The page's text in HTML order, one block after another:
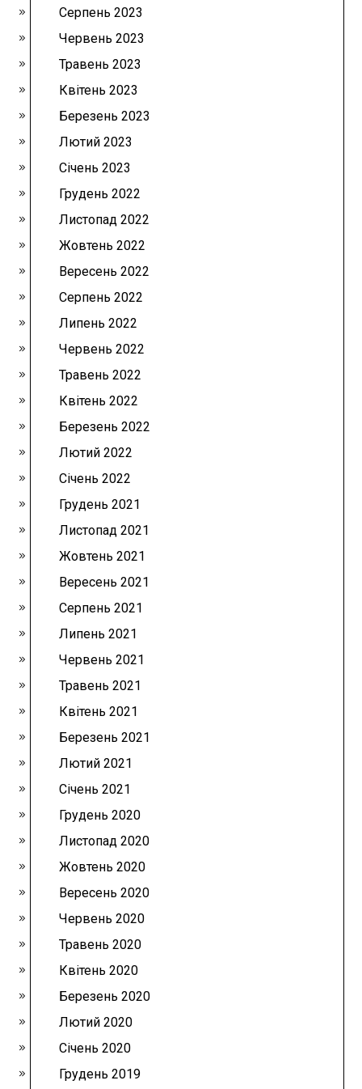
Серпень 2023
Червень 2023
Травень 2023
Квітень 2023
Березень 2023
Лютий 2023
Січень 2023
Грудень 2022
Листопад 2022
Жовтень 2022
Вересень 2022
Серпень 2022
Липень 2022
Червень 2022
Травень 2022
Квітень 2022
Березень 2022
Лютий 2022
Січень 2022
Грудень 2021
Листопад 2021
Жовтень 2021
Вересень 2021
Серпень 2021
Липень 2021
Червень 2021
Травень 2021
Квітень 2021
Березень 2021
Лютий 2021
Січень 2021
Грудень 2020
Листопад 2020
Жовтень 2020
Вересень 2020
Червень 2020
Травень 2020
Квітень 2020
Березень 2020
Лютий 2020
Січень 2020
Грудень 2019